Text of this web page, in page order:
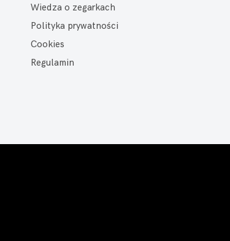
Wiedza o zegarkach
Polityka prywatności
Cookies
Regulamin